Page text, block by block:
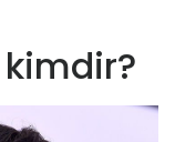
kimdir?